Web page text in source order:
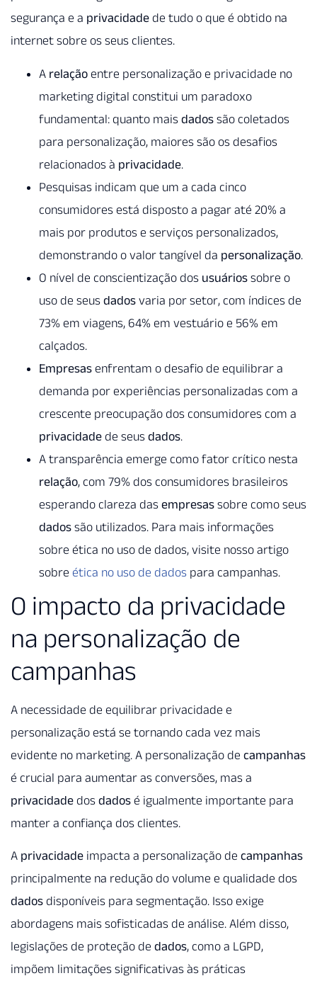
segurança e a privacidade de tudo o que é obtido na
internet sobre os seus clientes.
A relação entre personalização e privacidade no
marketing digital constitui um paradoxo
fundamental: quanto mais dados são coletados
para personalização, maiores são os desafios
relacionados à privacidade.
Pesquisas indicam que um a cada cinco
consumidores está disposto a pagar até 20% a
mais por produtos e serviços personalizados,
demonstrando o valor tangível da personalização.
O nível de conscientização dos usuários sobre o
uso de seus dados varia por setor, com índices de
73% em viagens, 64% em vestuário e 56% em
calçados.
Empresas enfrentam o desafio de equilibrar a
demanda por experiências personalizadas com a
crescente preocupação dos consumidores com a
privacidade de seus dados.
A transparência emerge como fator crítico nesta
relação, com 79% dos consumidores brasileiros
esperando clareza das empresas sobre como seus
dados são utilizados. Para mais informações
sobre ética no uso de dados, visite nosso artigo
sobre ética no uso de dados para campanhas.
O impacto da privacidade
na personalização de
campanhas
A necessidade de equilibrar privacidade e
personalização está se tornando cada vez mais
evidente no marketing. A personalização de campanhas
é crucial para aumentar as conversões, mas a
privacidade dos dados é igualmente importante para
manter a confiança dos clientes.
A privacidade impacta a personalização de campanhas
principalmente na redução do volume e qualidade dos
dados disponíveis para segmentação. Isso exige
abordagens mais sofisticadas de análise. Além disso,
legislações de proteção de dados, como a LGPD,
impõem limitações significativas às práticas